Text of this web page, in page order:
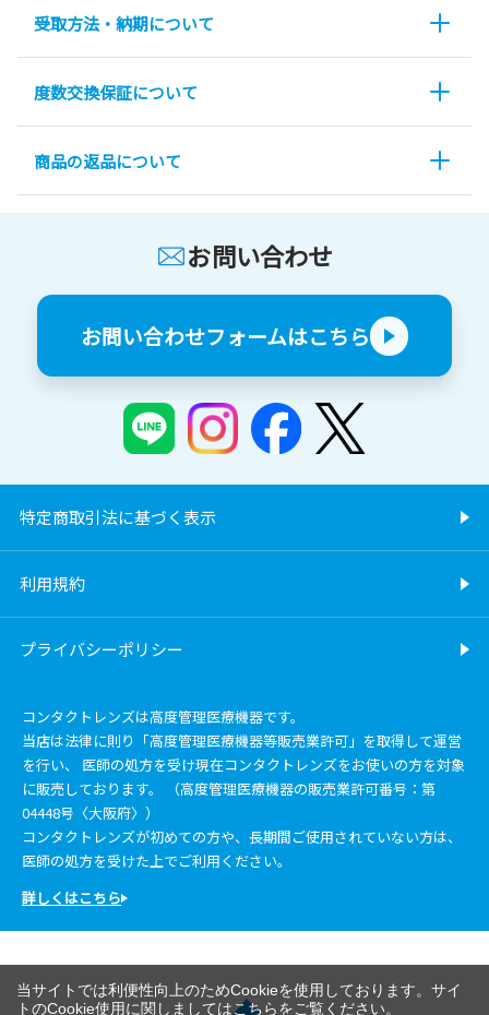
受取方法・納期について
度数交換保証について
商品の返品について
お問い合わせ
お問い合わせフォームはこちら
特定商取引法に基づく表示
利用規約
プライバシーポリシー
コンタクトレンズは高度管理医療機器です。
当店は法律に則り「高度管理医療機器等販売業許可」を取得して運営
を行い、 医師の処方を受け現在コンタクトレンズをお使いの方を対象
に販売しております。 （高度管理医療機器の販売業許可番号：第
04448号〈大阪府〉）
コンタクトレンズが初めての方や、長期間ご使用されていない方は、
医師の処方を受けた上でご利用ください。
詳しくはこちら
当サイトでは利便性向上のためCookieを使用しております。サイ
トのCookie使用に関しましてはこちらをご覧ください。